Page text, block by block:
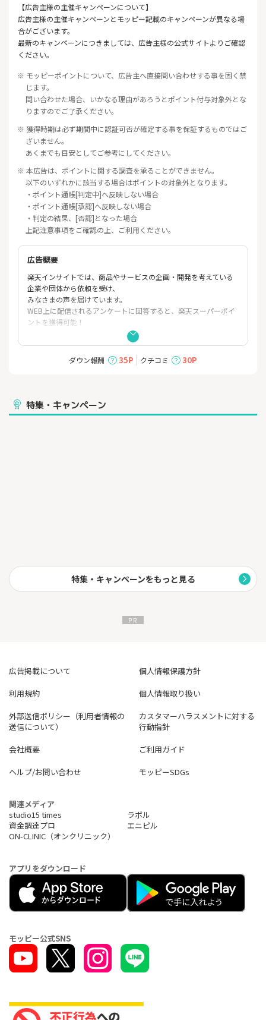
【広告主様の主催キャンペーンについて】
広告主様の主催キャンペーンとモッピー記載のキャンペーンが異なる場
合がございます。
最新のキャンペーンにつきましては、広告主様の公式サイトよりご確認
ください。
※ モッピーポイントについて、広告主へ直接問い合わせする事を固く禁
じます。
問い合わせた場合、いかなる理由があろうとポイント付与対象外とな
りますのでご了承ください。
※ 獲得時期は必ず期間中に認証可否が確定する事を保証するものではご
ざいません。
あくまでも目安としてご参考にしてください。
※ 本広告は、ポイントに関する調査を承ることができません。
以下のいずれかに該当する場合はポイントの対象外となります。
・ポイント通帳[判定中]へ反映しない場合
・ポイント通帳[承認]へ反映しない場合
・判定の結果、[否認]となった場合
上記注意事項をご確認の上、ご利用ください。
広告概要
楽天インサイトでは、商品やサービスの企画・開発を考えている
企業や団体から依頼を受け、
みなさまの声を届けています。
WEB上に配信されるアンケートに回答すると、楽天スーパーポイ
ントを獲得可能！
スキマ時間でポイントを貯めて、楽天グループのサービスで活用
いただくことができるサービスです。
さらに、獲得したポイントが少量でも、1ヶ月単位で楽天スーパー
ポイント口座に付与されるため、無駄なくポイントを利用するこ
ダウン報酬 35P クチコミ 30P
特集・キャンペーン
特集・キャンペーンをもっと見る
広告掲載について
個人情報保護方針
利用規約
個人情報取り扱い
外部送信ポリシー（利用者情報の
送信について）
カスタマーハラスメントに対する
行動指針
会社概要
ご利用ガイド
ヘルプ/お問い合わせ
モッピーSDGs
関連メディア
studio15 times
ラボル
資金調達プロ
エニピル
ON-CLINIC（オンクリニック）
アプリをダウンロード
モッピー公式SNS